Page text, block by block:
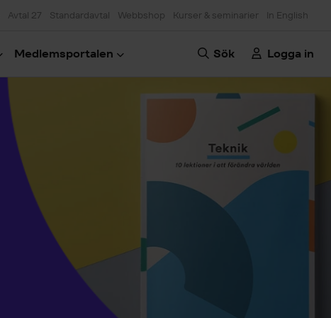
Avtal 27 Standardavtal Webbshop Kurser & seminarier In English
Medlemsportalen Sök Logga in